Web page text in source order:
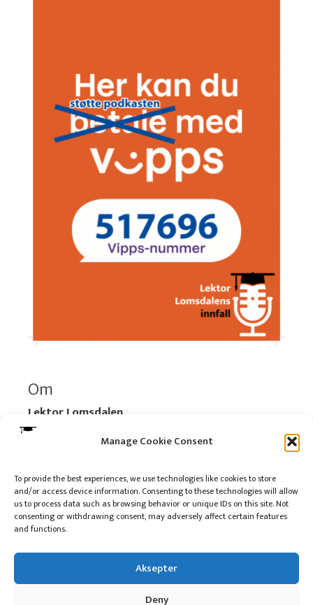
Manage Cookie Consent
To provide the best experiences, we use technologies like cookies to store
and/or access device information. Consenting to these technologies will allow
us to process data such as browsing behavior or unique IDs on this site. Not
consenting or withdrawing consent, may adversely affect certain features
and functions.
Aksepter
Deny
Om
Lektor Lomsdalen
Organisasjonsnummer:
920 712 312 MVA
Les mer:Om selskapet
Les mer:Om reklame på podkasten
Kontakt meg